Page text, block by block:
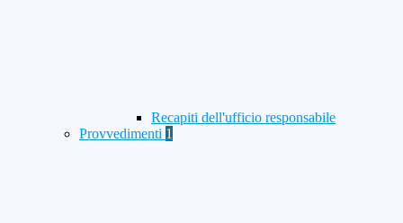
Recapiti dell'ufficio responsabile
Provvedimenti 1